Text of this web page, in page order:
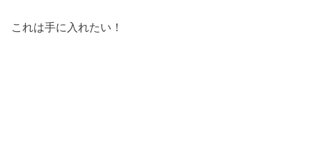
これは手に入れたい！